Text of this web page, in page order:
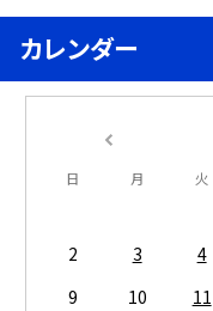
カレンダー
日 月 火
2
3 4
9
10 11